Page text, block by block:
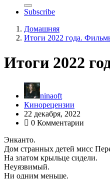
Subscribe
Домашняя
Итоги 2022 года.
Итоги 2022
ninaoft
Кинорецензии
22 декабря, 2022
0 Комментарии
Энканто.
Дом странных детей мисс
На златом крыльце сидели.
Неуязвимый.
Ни одним меньше.